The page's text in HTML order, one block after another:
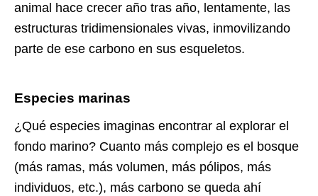
animal hace crecer año tras año, lentamente, las
estructuras tridimensionales vivas, inmovilizando
parte de ese carbono en sus esqueletos.
Especies marinas
¿Qué especies imaginas encontrar al explorar el
fondo marino? Cuanto más complejo es el bosque
(más ramas, más volumen, más pólipos, más
individuos, etc.), más carbono se queda ahí